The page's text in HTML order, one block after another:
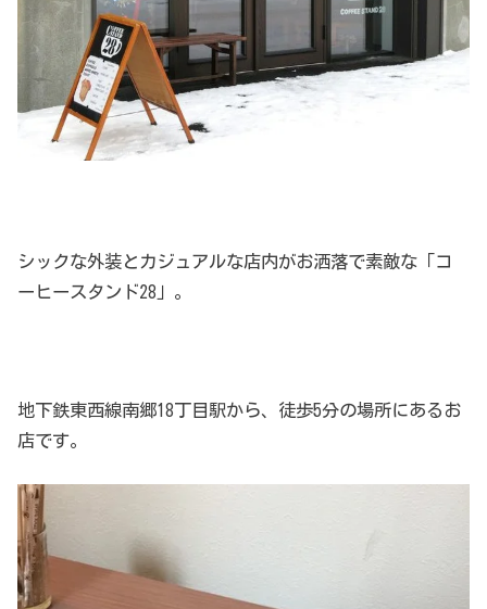
シックな外装とカジュアルな店内がお洒落で素敵な「コ
ーヒースタンド28」。
地下鉄東西線南郷18丁目駅から、徒歩5分の場所にあるお
店です。